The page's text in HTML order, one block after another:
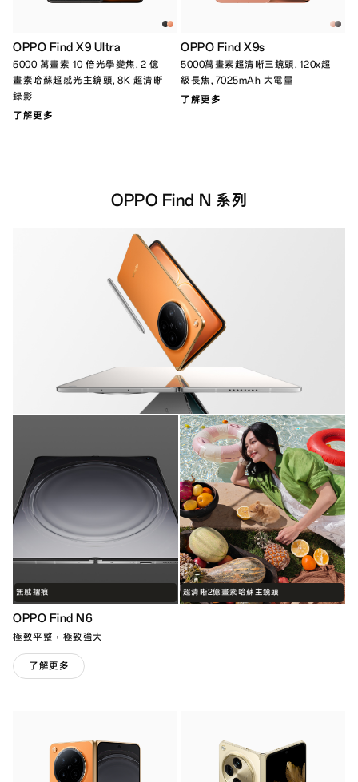
OPPO Find X9 Ultra
5000 萬畫素 10 倍光學變焦, 2 億
畫素哈蘇超感光主鏡頭, 8K 超清晰
錄影
了解更多
OPPO Find X9s
5000萬畫素超清晰三鏡頭, 120x超
級長焦, 7025mAh 大電量
了解更多
OPPO Find N 系列
無感摺痕 超清晰2億畫素哈蘇主鏡頭
OPPO Find N6
極致平整，極致強大
了解更多